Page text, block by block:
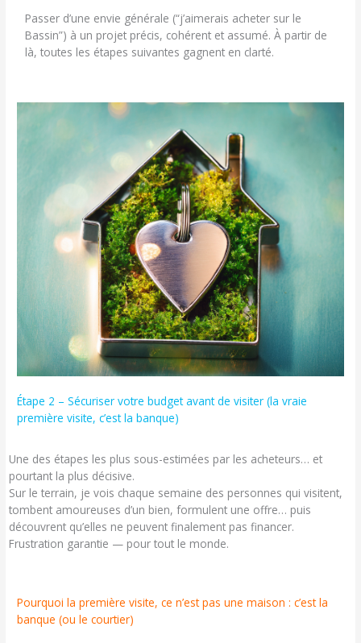
Passer d’une envie générale (“j’aimerais acheter sur le
Bassin”) à un projet précis, cohérent et assumé. À partir de
là, toutes les étapes suivantes gagnent en clarté.
Étape 2 – Sécuriser votre budget avant de visiter (la vraie
première visite, c’est la banque)
Une des étapes les plus sous-estimées par les acheteurs… et
pourtant la plus décisive.
Sur le terrain, je vois chaque semaine des personnes qui visitent,
tombent amoureuses d’un bien, formulent une offre… puis
découvrent qu’elles ne peuvent finalement pas financer.
Frustration garantie — pour tout le monde.
Pourquoi la première visite, ce n’est pas une maison : c’est la
banque (ou le courtier)